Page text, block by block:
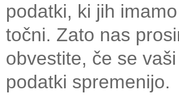
podatki, ki jih
točni. Zato nas
obvestite, če se
podatki spremenijo.